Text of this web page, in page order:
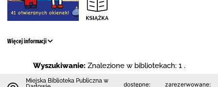
Więcej informacji
Wyszukiwanie: Znalezione w bibliotekach: 1 .
Miejska Biblioteka Publiczna w
dostępne: zarezerwowane: